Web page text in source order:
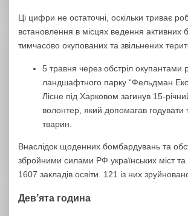
Ці цифри не остаточні, оскільки триває
встановлення в місцях ведення активних
тимчасово окупованих та звільнених
5 травня через обстріл окупантами
ландшафтного парку “Фельдман
Лісне під Харковом загинув 15-
волонтер, який допомагав годувати
тварин.
Внаслідок щоденних бомбардувань та
збройними силами РФ українських міст
1607 закладів освіти. 121 із них
Дев’ята година